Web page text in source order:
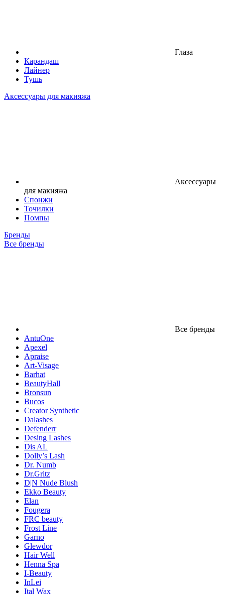
Глаза
Карандаш
Лайнер
Тушь
Аксессуары для макияжа
Аксессуары
для макияжа
Спонжи
Точилки
Помпы
Бренды
Все бренды
Все бренды
AntuOne
Apexel
Apraise
Art-Visage
Barhat
BeautyHall
Bronsun
Bucos
Creator Synthetic
Dalashes
Defenderr
Desing Lashes
Dis AL
Dolly’s Lash
Dr. Numb
Dr.Gritz
D|N Nude Blush
Ekko Beauty
Elan
Fougera
FRC beauty
Frost Line
Garno
Glewdor
Hair Well
Henna Spa
I-Beauty
InLei
Ital Wax